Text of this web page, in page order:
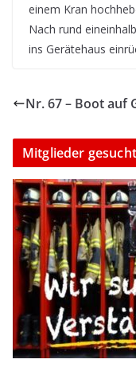
einem Kran
Nach rund
ins Gerätehaus
Nr. 67 – Boot auf
Mitglieder gesucht